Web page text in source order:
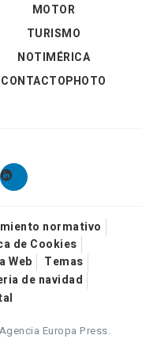
MOTOR
TURISMO
NOTIMÉRICA
CONTACTOPHOTO
normativo
de Cookies
Web
Temas
de navidad
Europa Press.